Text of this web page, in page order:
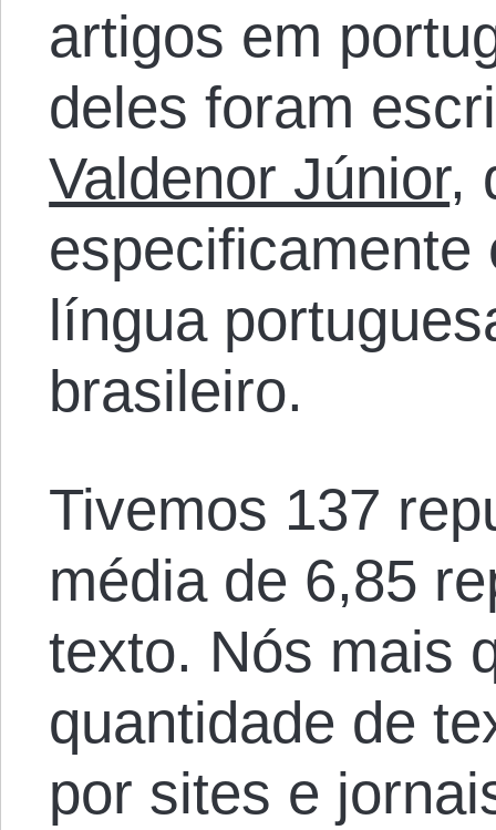
artigos em
deles foram
Valdenor Júnior,
especificamente
língua
brasileiro.
Tivemos 137
média de 6,85
texto. Nós mais
quantidade de
por sites e